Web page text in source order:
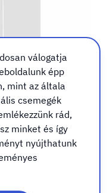
válogatja
épp
mint az általa
csemegék
rád,
minket és így
nyújthatunk